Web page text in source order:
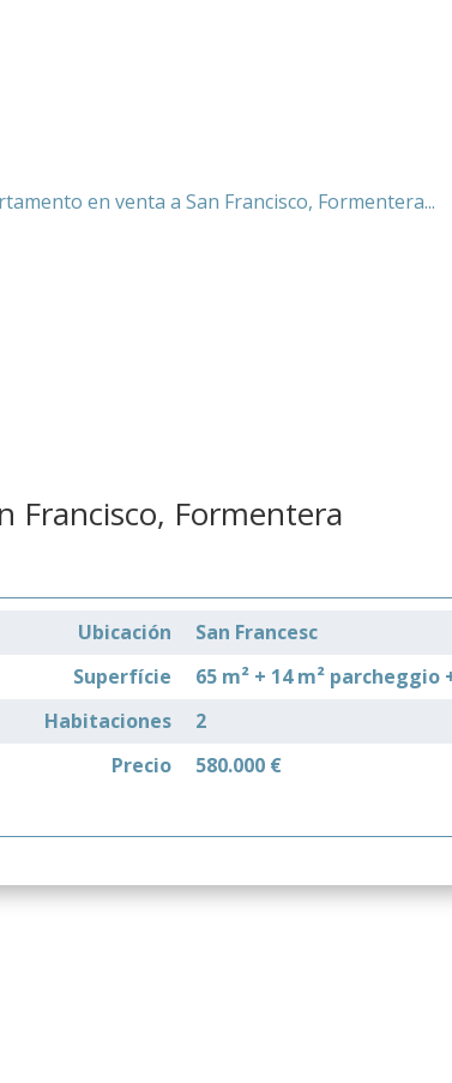
Francisco, Formentera
Ubicación
San Francesc
Superfície
65 m² + 14 m²
Habitaciones
2
Precio
580.000 €